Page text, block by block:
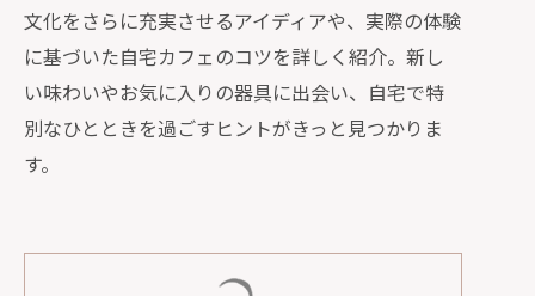
文化をさらに充実させるアイディアや、実際の体験
に基づいた自宅カフェのコツを詳しく紹介。新し
い味わいやお気に入りの器具に出会い、自宅で特
別なひとときを過ごすヒントがきっと見つかりま
す。